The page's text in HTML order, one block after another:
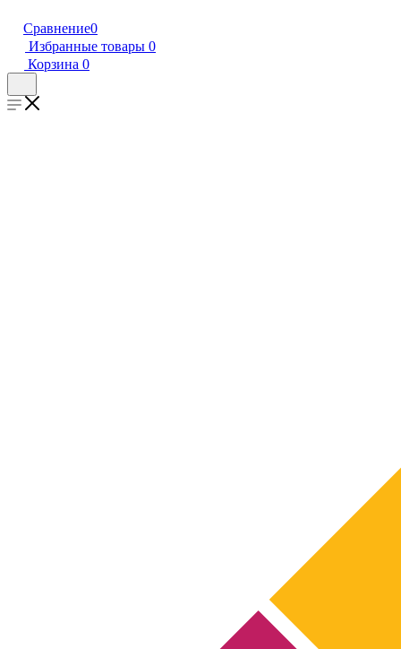
Сравнение0
Избранные товары 0
Корзина 0